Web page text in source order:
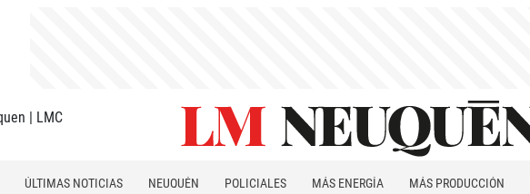
ÚLTIMAS NOTICIAS NEUQUÉN POLICIALES MÁS ENERGÍA MÁS PRODUCCIÓN